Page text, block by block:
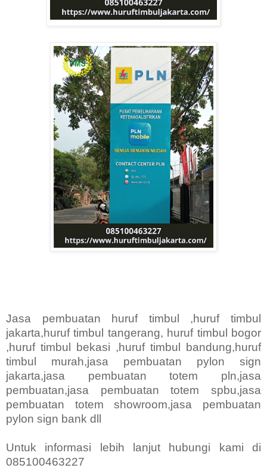
Jasa pembuatan huruf timbul ,huruf timbul
jakarta,huruf timbul tangerang, huruf timbul bogor
,huruf timbul bekasi ,huruf timbul bandung,huruf
timbul murah,jasa pembuatan pylon sign
jakarta,jasa pembuatan totem pln,jasa
pembuatan,jasa pembuatan totem spbu,jasa
pembuatan totem showroom,jasa pembuatan
pylon sign bank dll
Untuk informasi lebih lanjut hubungi kami di
085100463227